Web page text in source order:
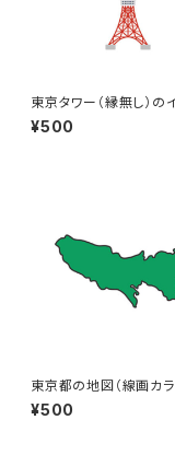
東京タワー（縁無し）の
¥500
東京都の地図（線画カラ
ラスト
¥500